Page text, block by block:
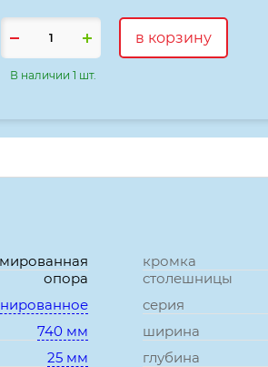
в корзину
В наличии 1 шт.
опора
740 мм
25 мм
кромка
столешницы
серия
ширина
глубина